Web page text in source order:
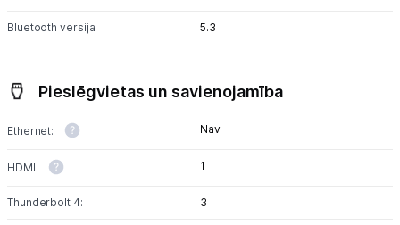
Bluetooth versija: 5.3
Pieslēgvietas un savienojamība
Ethernet: Nav
HDMI: 1
Thunderbolt 4: 3